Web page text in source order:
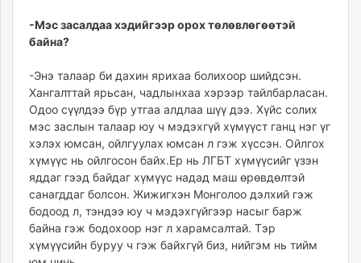
-Мэс засалдаа хэдийгээр орох төлөвлөгөөтэй
байна?
-Энэ талаар би дахин ярихаа болихоор шийдсэн.
Хангалттай ярьсан, чадлынхаа хэрээр тайлбарласан.
Одоо сүүлдээ бүр утгаа алдлаа шүү дээ. Хүйс солих
мэс заслын талаар юу ч мэдэхгүй хүмүүст ганц нэг үг
хэлэх юмсан, ойлгуулах юмсан л гэж хүссэн. Ойлгох
хүмүүс нь ойлгосон байх.Ер нь ЛГБТ хүмүүсийг үзэн
яддаг гээд байдаг хүмүүс надад маш өрөвдөлтэй
санагддаг болсон. Жижигхэн Монголоо дэлхий гэж
бодоод л, тэндээ юу ч мэдэхгүйгээр насыг барж
байна гэж бодохоор нэг л харамсалтай. Тэр
хүмүүсийн буруу ч гэж байхгүй биз, нийгэм нь тийм